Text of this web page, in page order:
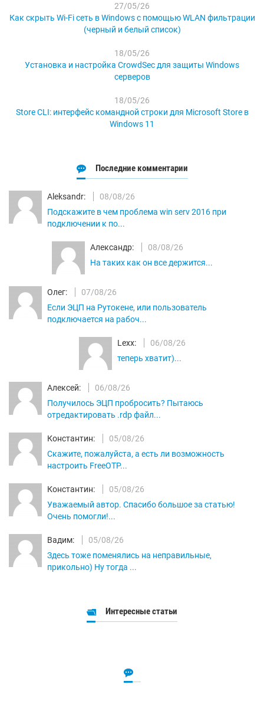
27/05/26
Как скрыть Wi-Fi сеть в Windows с помощью WLAN фильтрации
(черный и белый список)
18/05/26
Установка и настройка CrowdSec для защиты Windows
серверов
18/05/26
Store CLI: интерфейс командной строки для Microsoft Store в
Windows 11
Последние комментарии
Aleksandr:
08/08/26
Подскажите в чем проблема win serv 2016 при
подключении к по...
Александр:
08/08/26
На таких как он все держится...
Олег:
07/08/26
Если ЭЦП на Рутокене, или пользователь
подключается на рабоч...
Lexx:
06/08/26
теперь хватит)...
Алексей:
06/08/26
Получилось ЭЦП пробросить? Пытаюсь
отредактировать .rdp файл...
Константин:
05/08/26
Скажите, пожалуйста, а есть ли возможность
настроить FreeOTP...
Константин:
05/08/26
Уважаемый автор. Спасибо большое за статью!
Очень помогли!...
Вадим:
05/08/26
Здесь тоже поменялись на неправильные,
прикольно) Ну тогда ...
Интересные статьи